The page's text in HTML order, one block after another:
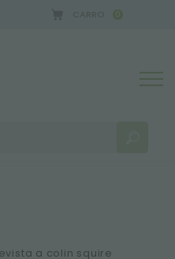
0
a colin squire